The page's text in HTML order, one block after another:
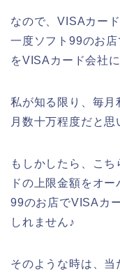
なので、VISAカー
一度ソフト99のお
をVISAカード会社
私が知る限り、毎月
月数十万程度だと思
もしかしたら、こ
ドの上限金額をオ
99のお店でVISAカ
しれません♪
そのような時は、